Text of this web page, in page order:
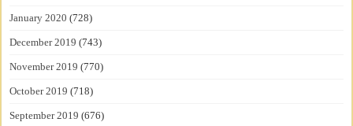
January 2020 (728)
December 2019 (743)
November 2019 (770)
October 2019 (718)
September 2019 (676)